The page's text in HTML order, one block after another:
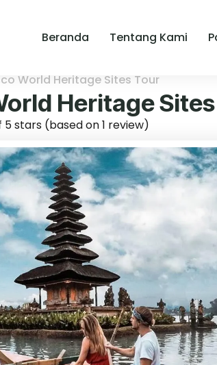
Beranda Tentang Kami
World Heritage Sites Tour
Heritage
5 stars (based on 1 review)